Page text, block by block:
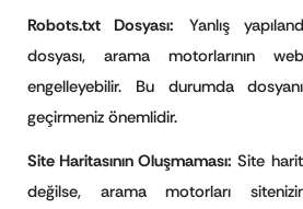
Robots.txt Dosyası: Yanlış
dosyası, arama motorlarının
engelleyebilir. Bu durumda
geçirmeniz önemlidir.
Site Haritasının Oluşmaması: Site
değilse, arama motorları